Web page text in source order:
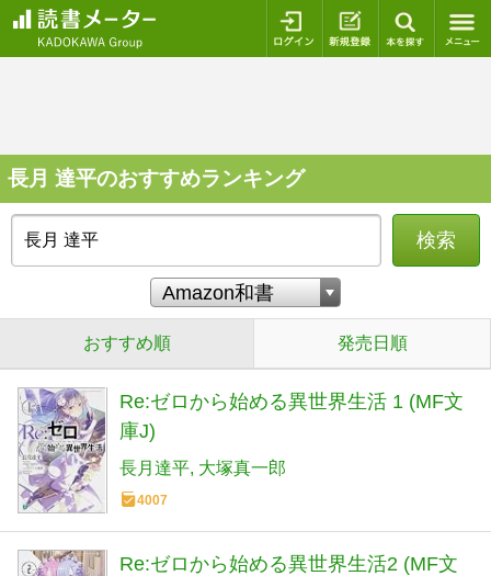
ログイン 新規登録
長月 達平のおすすめランキング
検索
おすすめ順 発売日順
Re:ゼロから始める異世界生活 1 (MF文
庫J)
長月達平 大塚真一郎
4007
Re:ゼロから始める異世界生活2 (MF文